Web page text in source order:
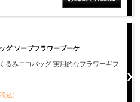
グ ソープフラワーブーケ
るみエコバッグ 実用的なフラワーギフ
込)